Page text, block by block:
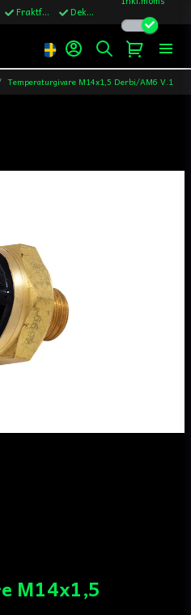
Fraktfritt över 1200kr till Sverige Dekaler ingår i alla ordrar
Temperaturgivare M14x1,5 Derbi/AM6 V.1
M14x1,5